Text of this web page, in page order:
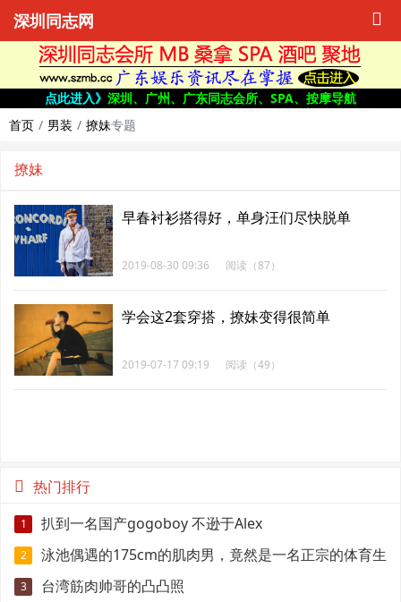
深圳同志网
点此进入》 深圳、广州、广东同志会所、SPA、按摩导航
首页
男装 撩妹专题
撩妹
早春衬衫搭得好，单身汪们尽快脱单
2019-08-30 09:36 阅读（87）
学会这2套穿搭，撩妹变得很简单
2019-07-17 09:19 阅读（49）
热门排行
1 扒到一名国产gogoboy 不逊于Alex
2 泳池偶遇的175cm的肌肉男，竟然是一名正宗的体育生
3 台湾筋肉帅哥的凸凸照